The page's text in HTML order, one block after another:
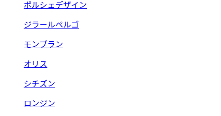
ポルシェデザイン
ジラールペルゴ
モンブラン
オリス
シチズン
ロンジン